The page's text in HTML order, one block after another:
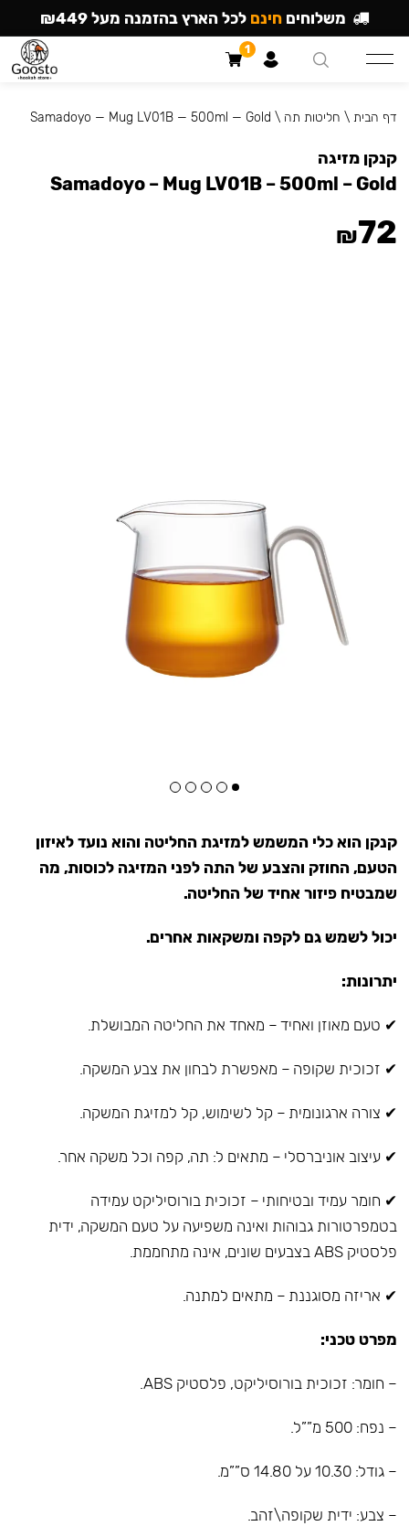
קנקן הוא כלי המשמש למזיגת החליטה והוא נועד לאיזון
הטעם, החוזק והצבע של התה לפני המזיגה לכוסות, מה
שמבטיח פיזור אחיד של החליטה.
יכול לשמש גם לקפה ומשקאות אחרים.
יתרונות:
✔ טעם מאוזן ואחיד – מאחד את החליטה המבושלת.
✔ זכוכית שקופה – מאפשרת לבחון את צבע המשקה.
✔ צורה ארגונומית – קל לשימוש, קל למזיגת המשקה.
✔ עיצוב אוניברסלי – מתאים ל: תה, קפה וכל משקה אחר.
✔ חומר עמיד ובטיחותי – זכוכית בורוסיליקט עמידה
בטמפרטורות גבוהות ואינה משפיעה על טעם המשקה, ידית
פלסטיק ABS בצבעים שונים, אינה מתחממת.
✔ אריזה מסוגננת – מתאים למתנה.
מפרט טכני:
– חומר: זכוכית בורוסיליקט, פלסטיק ABS.
– נפח: 500 מ””ל.
– גודל: 10.30 על 14.80 ס””מ.
– צבע: ידית שקופה\זהב.
דף הבית \ חליטות תה \
Samadoyo — Mug LV01B — 500ml — Gold
קנקן מזיגה
Samadoyo – Mug LV01B – 500ml – Gold
₪72
משלוחים חינם לכל הארץ בהזמנה מעל ₪449
1